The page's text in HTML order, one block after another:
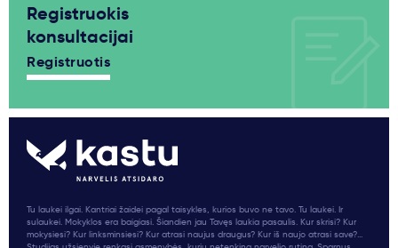
Registruokis
konsultacijai
Registruotis
Tu laukei ilgai. Kantriai žaidei pagal taisykles, kurios buvo ne tavo. Tu laukei. Ir
sulaukei. Mokyklos era baigiasi. Šiandien jau Tavęs laukia pasaulis. Kur skrisi? Kur
mokysiesi? Kur linksminsiesi? Kur atrasi naujus draugus? Kur iš naujo atrasi save?...